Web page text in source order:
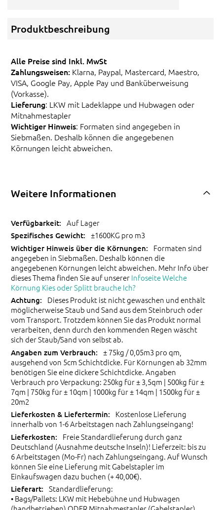
Produktbeschreibung
Alle Preise sind Inkl. MwSt
Zahlungsweisen: Klarna, Paypal, Mastercard, Maestro,
VISA, Google Pay, Apple Pay und Banküberweisung
(Vorkasse).
Lieferung: LKW mit Ladeklappe und Hubwagen oder
Mitnahmestapler
Wichtiger Hinweis: Formaten sind angegeben in
Siebmaßen. Deshalb können die angegebenen
Körnungen leicht abweichen.
Weitere Informationen
Auf Lager
±1600KG pro m3
Formaten sind
angegeben in Siebmaßen. Deshalb können die
angegebenen Körnungen leicht abweichen. Mehr Info über
dieses Thema finden Sie auf unsererInfoseite Welche
Körnung Kies oder Splitt brauche Ich?
Dieses Produkt ist nicht gewaschen und enthält
möglicherweise Staub und Sand aus dem Steinbruch oder
vom Transport. Trotzdem können Sie das Produkt normal
verarbeiten, denn durch den kommenden Regen wäscht
sich der Staub/Sand von selbst ab.
± 75kg / 0,05m3 pro qm,
ausgehend von 5cm Schichtdicke. Für Körnungen ab 32mm
benötigen Sie eine dickere Schichtdicke. Angaben
Verbrauch pro Verpackung: 250kg für ± 3,5qm | 500kg für ±
7qm | 750kg für ± 10qm | 1000kg für ± 14qm | 1500kg für ±
20m2
Kostenlose Lieferung
innerhalb von 1-6 Arbeitstagen nach Zahlungseingang!
Freie Standardlieferung durch ganz
Deutschland (Ausnahme deutsche Inseln)! Lieferzeit: bis zu
6 Arbeitstagen (Mo-Fr) nach Zahlungseingang. Auf Wunsch
können Sie eine Lieferung mit Gabelstapler im
Einkaufswagen dazu buchen (+ 40,00€).
Standardlieferung:
• Bags/Pallets: LKW mit Hebebühne und Hubwagen